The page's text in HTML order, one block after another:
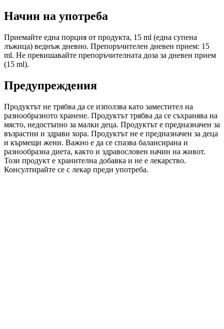
Начин на употреба
Приемайте една порция от продукта, 15 ml (една супена
лъжица) веднъж дневно. Препоръчителен дневен прием: 15
ml. Не превишавайте препоръчителната доза за дневен прием
(15 ml).
Предупреждения
Продуктът не трябва да се използва като заместител на
разнообразното хранене. Продуктът трябва да се съхранява на
място, недостъпно за малки деца. Продуктът е предназначен за
възрастни и здрави хора. Продуктът не е предназначен за деца
и кърмещи жени. Важно е да се спазва балансирана и
разнообразна диета, както и здравословен начин на живот.
Този продукт е хранителна добавка и не е лекарство.
Консултирайте се с лекар преди употреба.